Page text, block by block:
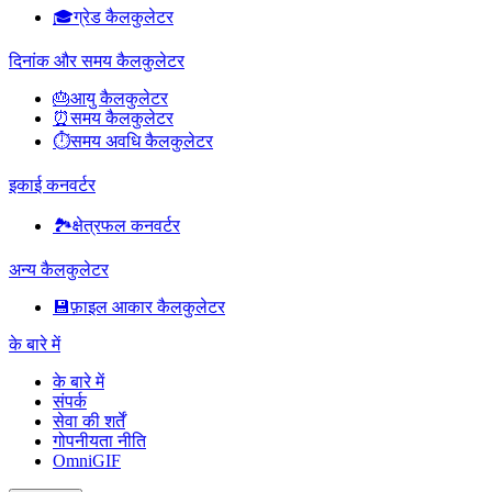
🎓ग्रेड कैलकुलेटर
दिनांक और समय कैलकुलेटर
🎂आयु कैलकुलेटर
⏰समय कैलकुलेटर
⏱️समय अवधि कैलकुलेटर
इकाई कनवर्टर
🏞️क्षेत्रफल कनवर्टर
अन्य कैलकुलेटर
💾फ़ाइल आकार कैलकुलेटर
के बारे में
के बारे में
संपर्क
सेवा की शर्तें
गोपनीयता नीति
OmniGIF